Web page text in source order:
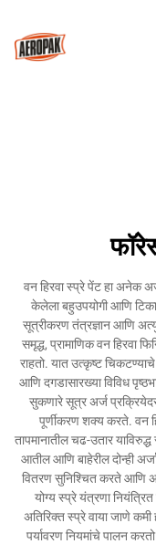
वन हिरवा स्प्रे पेंट हा अनेक
केलेला बहुउपयोगी आणि
सूत्रीकरण तंत्रज्ञान आणि
समृद्ध, प्रामाणिक वन हिरवा
राहतो. यात उत्कृष्ट
आणि दगडासारख्या विविध
सुकणारे सूत्र अर्ज
पूर्णीकरण शक्य करते. वन
तापमानातील चढ-उतार
आतील आणि बाहेरील दोन्ही
वितरण सुनिश्चित करते आणि
योग्य स्प्रे यंत्रणा
अतिरिक्त स्प्रे वाया जाणे
पर्यावरण नियमांचे पालन